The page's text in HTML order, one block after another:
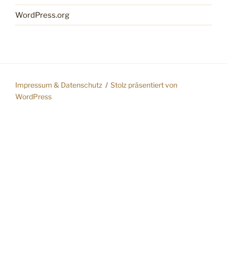
WordPress.org
Impressum & Datenschutz
Stolz präsentiert von
WordPress